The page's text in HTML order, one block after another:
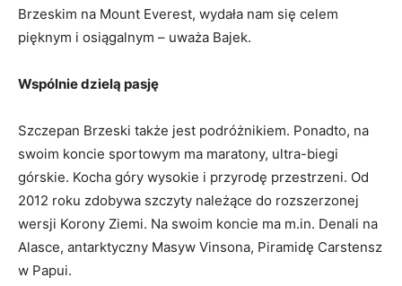
Brzeskim na Mount Everest, wydała nam się celem
pięknym i osiągalnym – uważa Bajek.
Wspólnie dzielą pasję
Szczepan Brzeski także jest podróżnikiem. Ponadto, na
swoim koncie sportowym ma maratony, ultra-biegi
górskie. Kocha góry wysokie i przyrodę przestrzeni. Od
2012 roku zdobywa szczyty należące do rozszerzonej
wersji Korony Ziemi. Na swoim koncie ma m.in. Denali na
Alasce, antarktyczny Masyw Vinsona, Piramidę Carstensz
w Papui.